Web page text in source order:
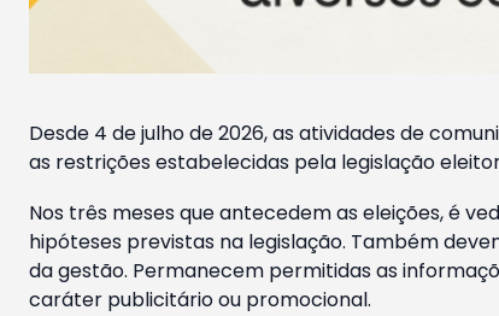
Desde 4 de julho de 2026, as atividades de
as restrições estabelecidas pela legislação
Nos três meses que antecedem as eleições, é
hipóteses previstas na legislação. Também
da gestão. Permanecem permitidas as
caráter publicitário ou promocional.